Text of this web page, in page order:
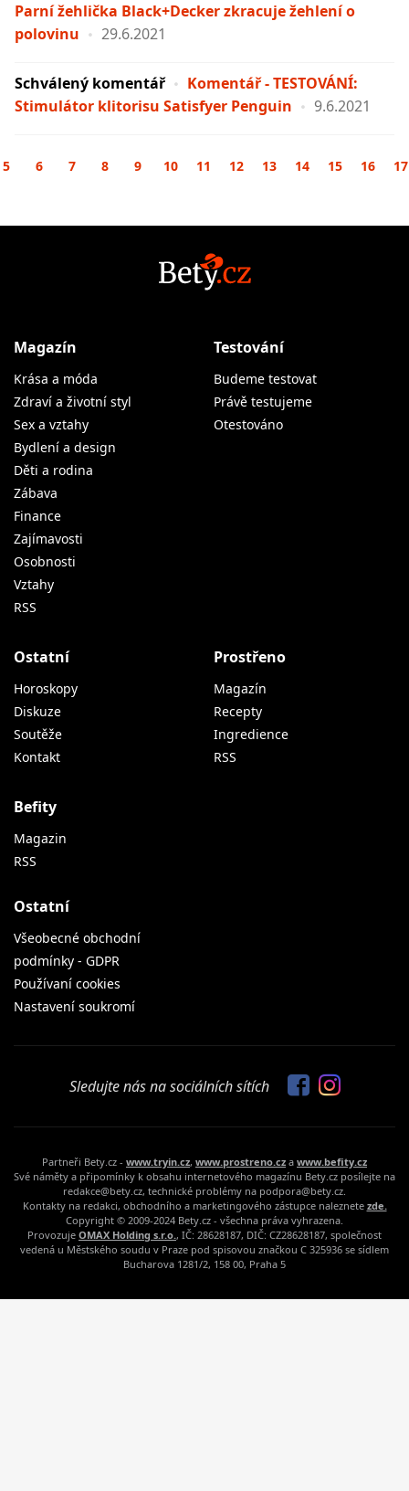
Parní žehlička Black+Decker zkracuje žehlení o
polovinu
29.6.2021
Schválený komentář
Komentář - TESTOVÁNÍ:
Stimulátor klitorisu Satisfyer Penguin
9.6.2021
5 6 7 8 9 10 11 12 13 14 15 16 17
Magazín
Krása a móda
Zdraví a životní styl
Sex a vztahy
Bydlení a design
Děti a rodina
Zábava
Finance
Zajímavosti
Osobnosti
Vztahy
RSS
Testování
Budeme testovat
Právě testujeme
Otestováno
Ostatní
Horoskopy
Diskuze
Soutěže
Kontakt
Prostřeno
Magazín
Recepty
Ingredience
RSS
Befity
Magazin
RSS
Ostatní
Všeobecné obchodní
podmínky - GDPR
Používaní cookies
Nastavení soukromí
Sledujte nás na sociálních sítích
Partneři Bety.cz - www.tryin.cz, www.prostreno.cz a www.befity.cz
Své náměty a připomínky k obsahu internetového magazínu Bety.cz posílejte na
redakce@bety.cz, technické problémy na podpora@bety.cz.
Kontakty na redakci, obchodního a marketingového zástupce naleznete zde.
Copyright © 2009-2024 Bety.cz - všechna práva vyhrazena.
Provozuje OMAX Holding s.r.o., IČ: 28628187, DIČ: CZ28628187, společnost
vedená u Městského soudu v Praze pod spisovou značkou C 325936 se sídlem
Bucharova 1281/2, 158 00, Praha 5